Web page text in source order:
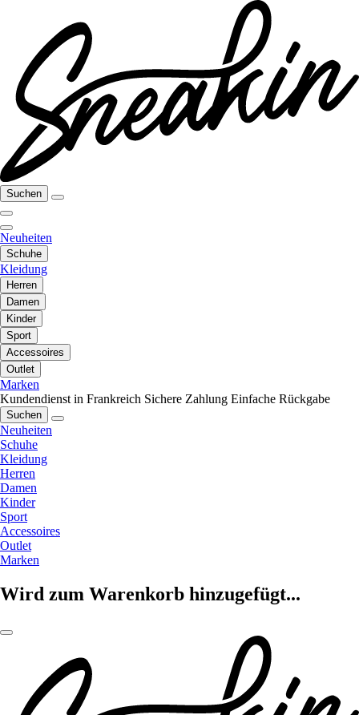
Suchen
Neuheiten
Schuhe
Kleidung
Herren
Damen
Kinder
Sport
Accessoires
Outlet
Marken
Kundendienst in Frankreich Sichere Zahlung Einfache Rückgabe
Suchen
Neuheiten
Schuhe
Kleidung
Herren
Damen
Kinder
Sport
Accessoires
Outlet
Marken
Wird zum Warenkorb hinzugefügt...